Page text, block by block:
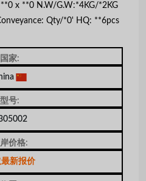
x **0 N.W/G.W:*4KG/*2KG
Qty/*0' HQ: **6pcs
国家:
型号:
价格:
新报价